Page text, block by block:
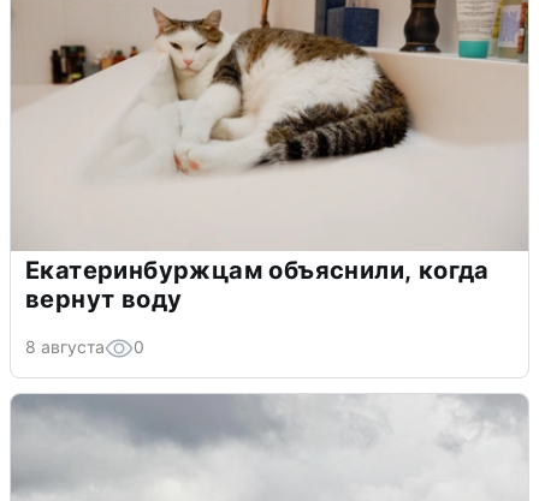
Екатеринбуржцам объяснили, когда
вернут воду
8 августа 0